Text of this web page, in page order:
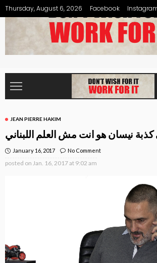
Thursday, August 6, 2026 Facebook
JEAN PIERRE HAKIM
January 16, 2017 No Comment
posted on Jan. 16, 2017 at 9:02 am